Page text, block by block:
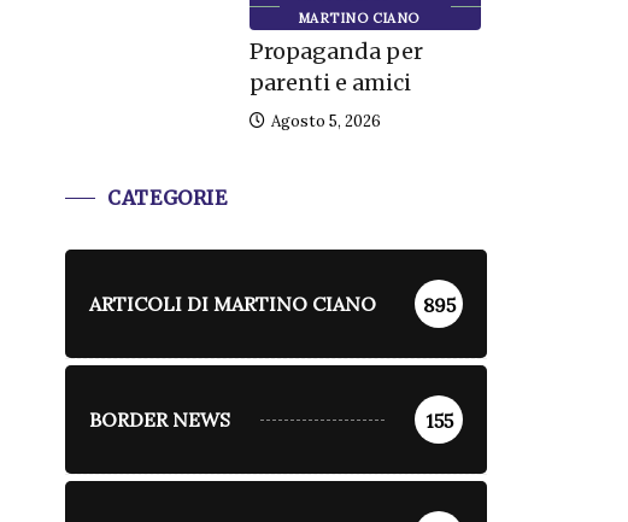
MARTINO CIANO
Propaganda per
parenti e amici
Agosto 5, 2026
CATEGORIE
ARTICOLI DI MARTINO CIANO 895
BORDER NEWS 155